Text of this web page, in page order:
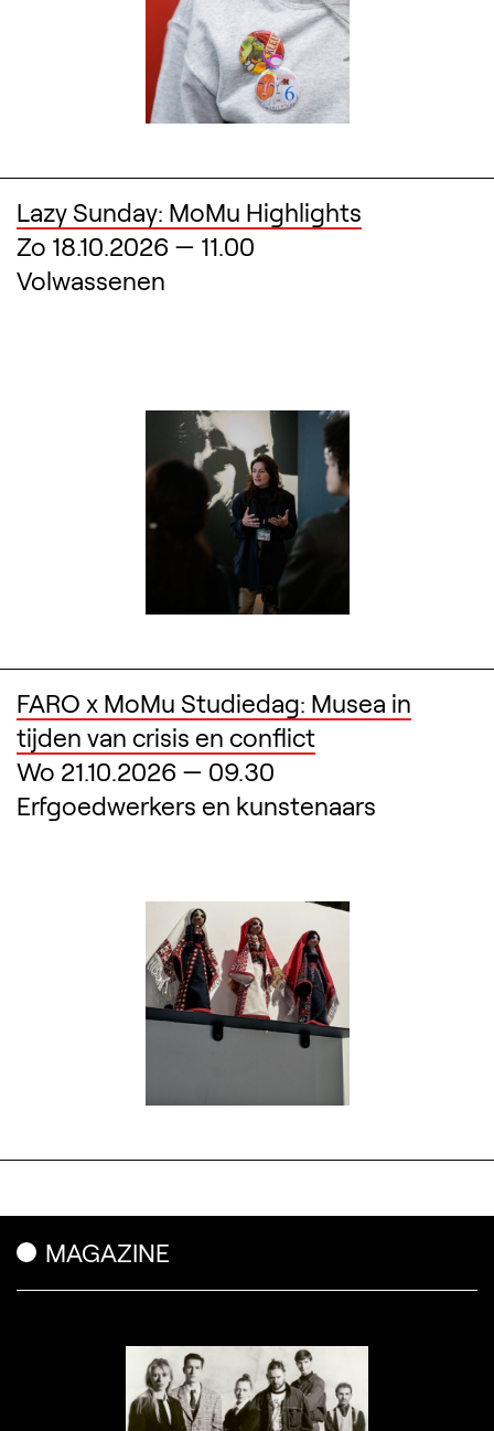
Lazy Sunday: MoMu Highlights
Zo 18.10.2026 — 11.00
Volwassenen
FARO x MoMu Studiedag: Musea in
tijden van crisis en conflict
Wo 21.10.2026 — 09.30
Erfgoedwerkers en kunstenaars
MAGAZINE